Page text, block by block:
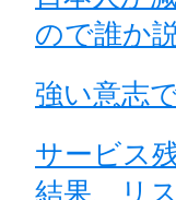
ので誰か
強い意志
サービス
結果、リ